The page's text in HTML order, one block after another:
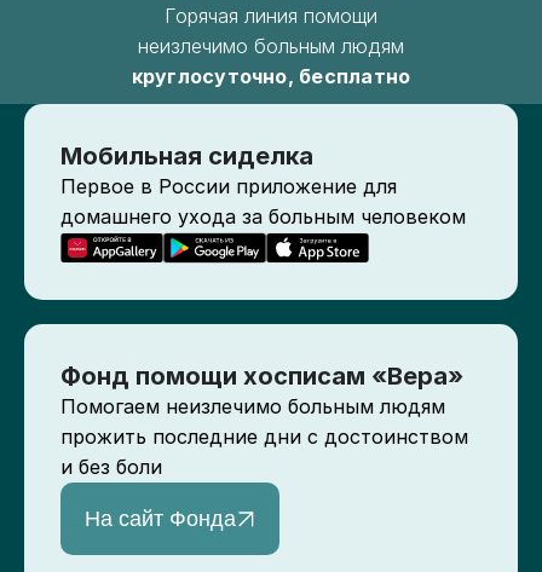
Горячая линия помощи
неизлечимо больным людям
круглосуточно, бесплатно
Мобильная сиделка
Первое в России приложение для
домашнего ухода за больным человеком
Фонд помощи хосписам «Вера»
Помогаем неизлечимо больным людям
прожить последние дни с достоинством
и без боли
На сайт Фонда